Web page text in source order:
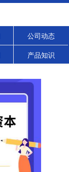
公司动态
产品知识